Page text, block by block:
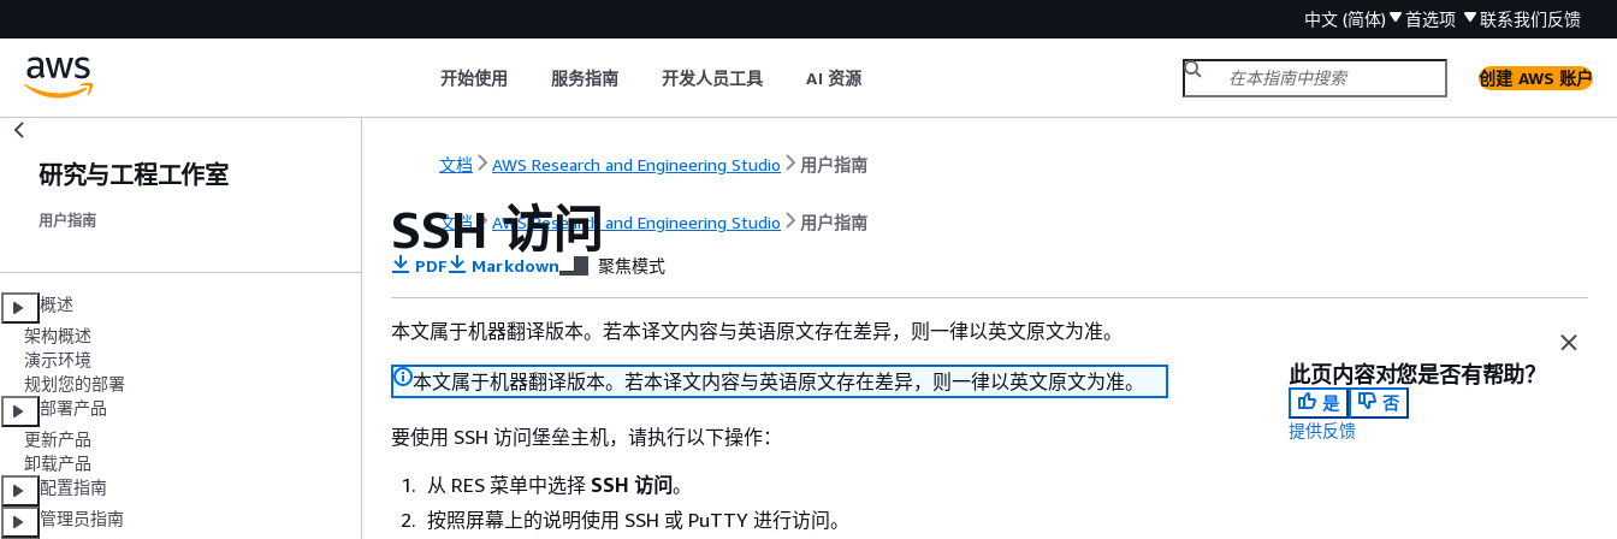
中文 (简体) 首选项 联系我们反馈
开始使用 服务指南 开发人员工具 AI 资源 创建 AWS 账户
研究与工程工作室
用户指南
概述
架构概述
演示环境
规划您的部署
部署产品
更新产品
卸载产品
配置指南
管理员指南
文档 AWS Research and Engineering Studio 用户指南
文档 AWS Research and Engineering Studio 用户指南
SSH 访问
PDF Markdown 聚焦模式
本文属于机器翻译版本。若本译文内容与英语原文存在差异，则一律以英文原文为准。
本文属于机器翻译版本。若本译文内容与英语原文存在差异，则一律以英文原文为准。
要使用 SSH 访问堡垒主机，请执行以下操作：
从 RES 菜单中选择 SSH 访问。
按照屏幕上的说明使用 SSH 或 PuTTY 进行访问。
此页内容对您是否有帮助？
是
否
提供反馈